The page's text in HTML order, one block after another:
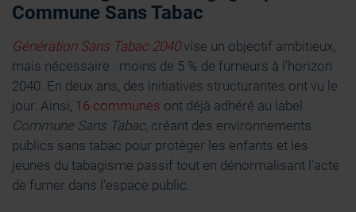
Commune Sans Tabac
Génération Sans Tabac 2040vise un objectif ambitieux,
mais nécessaire : moins de 5 % de fumeurs à l’horizon
2040. En deux ans, des initiatives structurantes ont vu le
jour. Ainsi, 16 communes ont déjà adhéré au label
Commune Sans Tabac, créant des environnements
publics sans tabac pour protéger les enfants et les
jeunes du tabagisme passif tout en dénormalisant l’acte
de fumer dans l’espace public.